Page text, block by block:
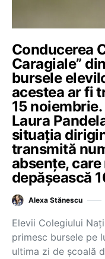
Conducerea
Caragiale”
bursele
acestea ar fi
15
Laura
situația
transmită
absențe,
depășească
Alexa Stănescu
Elevii Colegiului
primesc bursele pe
ultima zi de școală